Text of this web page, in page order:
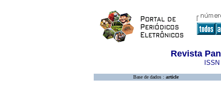
Revista
Base de dados : article